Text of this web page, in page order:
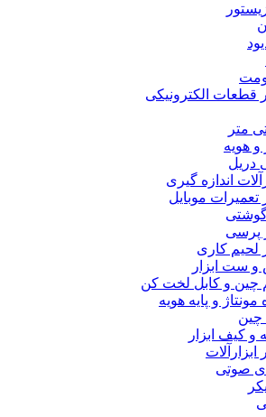
قطعات الکترونیکی
متر
و هویه
دریل
اندازه گیری
تعمیرات موبایل
گوشتی
پرسی
لحیم کاری
و ست ابزار
چین و کابل لخت کن
مونتاژ و پایه هویه
و کیف ابزار
ابزارآلات
صوتی